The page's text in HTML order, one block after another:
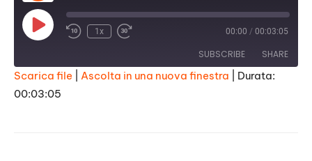
Play
Episode
1x 00:00 / 00:03:05
SUBSCRIBE SHARE
SHARE
Scarica file Ascolta in una nuova finestra
Durata:
00:03:05